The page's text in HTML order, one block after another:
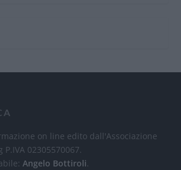
on line edito dall'Associazione
02305570067.
Angelo Bottiroli.